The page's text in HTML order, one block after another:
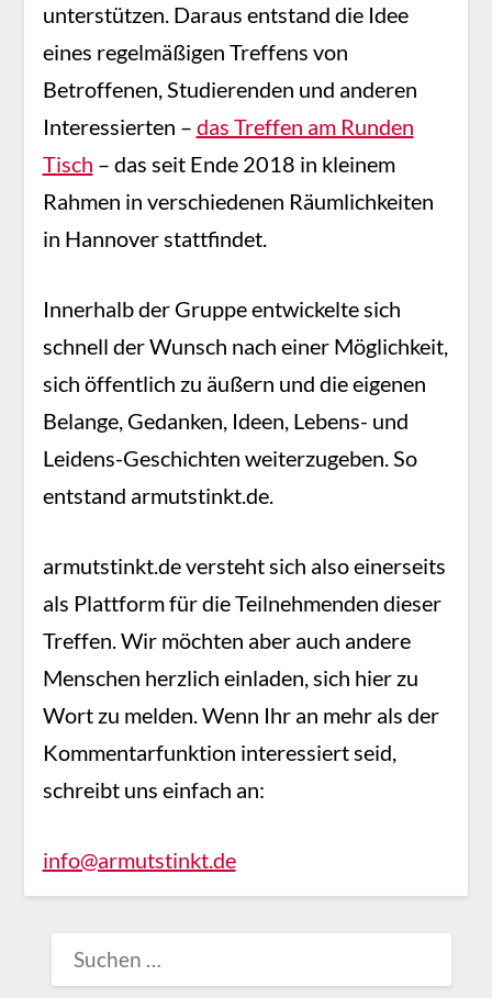
unterstützen. Daraus entstand die Idee
eines regelmäßigen Treffens von
Betroffenen, Studierenden und anderen
Interessierten – das Treffen am Runden
Tisch – das seit Ende 2018 in kleinem
Rahmen in verschiedenen Räumlichkeiten
in Hannover stattfindet.
Innerhalb der Gruppe entwickelte sich
schnell der Wunsch nach einer Möglichkeit,
sich öffentlich zu äußern und die eigenen
Belange, Gedanken, Ideen, Lebens- und
Leidens-Geschichten weiterzugeben. So
entstand armutstinkt.de.
armutstinkt.de versteht sich also einerseits
als Plattform für die Teilnehmenden dieser
Treffen. Wir möchten aber auch andere
Menschen herzlich einladen, sich hier zu
Wort zu melden. Wenn Ihr an mehr als der
Kommentarfunktion interessiert seid,
schreibt uns einfach an:
info@armutstinkt.de
NACH: